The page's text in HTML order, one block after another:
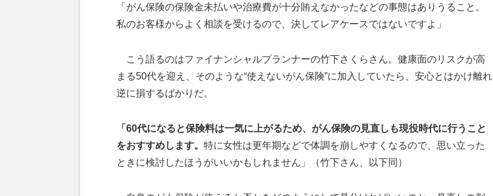
「がん保険の保険金未払いや治療費が十分賄えなかったなどの事態はありうること。
私のお客様からよく相談を受けるので、決してレアケースではないですよ」
こう語るのはファイナンシャルプランナーの竹下さくらさん。健康面のリスクが高
まる50代を迎え、そのような“使えないがん保険”に加入していたら、安心とはかけ離れ
逆に損するばかりだ。
「60代になると保険料は一気に上がるため、がん保険の見直しも現役時代に行うこと
をおすすめします。 特に女性は更年期などで体調を崩しやすくなるので、思い立った
ときに検討したほうがいいかもしれません」（竹下さん、以下同）